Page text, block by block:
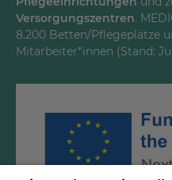
LinkedInd
Versorgungszentren.
8.200 Betten/Pflegeplätze
Mitarbeiter*innen (Stand: